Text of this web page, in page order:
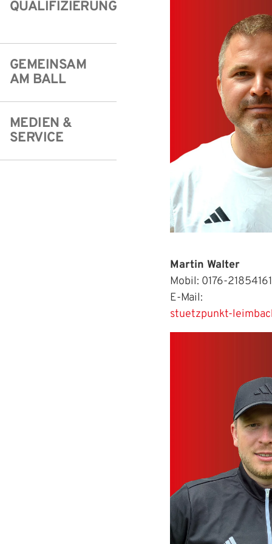
QUALIFIZIERUNG
GEMEINSAM
AM BALL
MEDIEN &
SERVICE
Martin Walter
Mobil: 0176-21854161
E-Mail:
stuetzpunkt-
IHR LOGIN
Bitte geben Sie
Anmelden
Benutzername:
Passwort:
Futsal
#siekickt
Tage des Mädchenfußballs
Länderspiele
Impressum